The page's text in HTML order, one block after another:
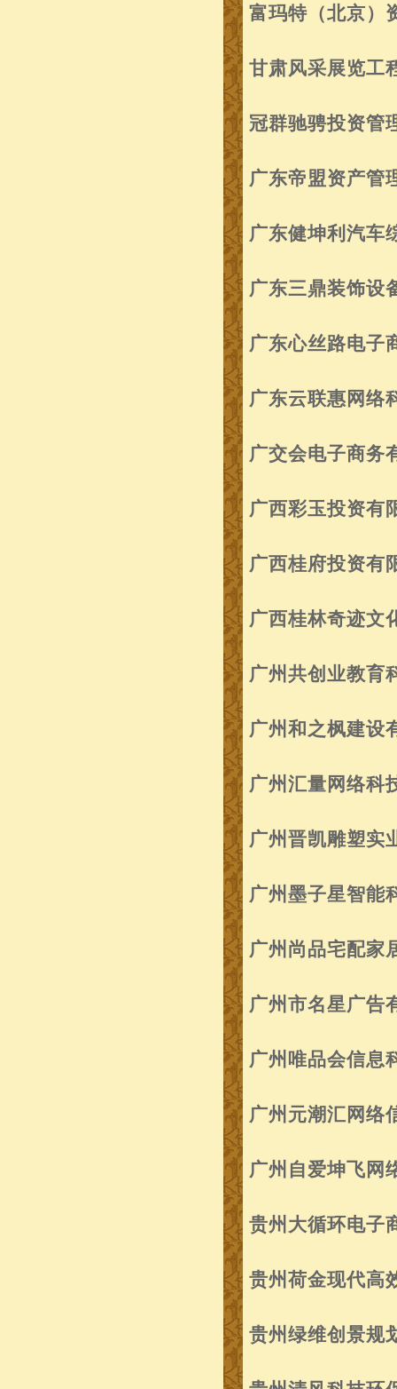
富玛特（北京）
甘肃风采展览工
冠群驰骋投资管
广东帝盟资产管
广东健坤利汽车
广东三鼎装饰设
广东心丝路电子
广东云联惠网络
广交会电子商务
广西彩玉投资有
广西桂府投资有
广西桂林奇迹文
广州共创业教育
广州和之枫建设
广州汇量网络科
广州晋凯雕塑实
广州墨子星智能
广州尚品宅配家
广州市名星广告
广州唯品会信息
广州元潮汇网络
广州自爱坤飞网
贵州大循环电子
贵州荷金现代高
贵州绿维创景规